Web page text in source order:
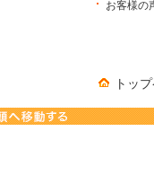
お客様の
トッ